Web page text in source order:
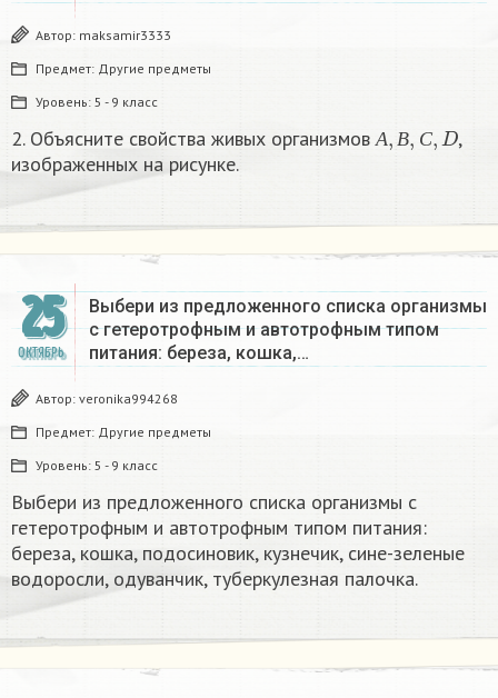
Автор: maksamir3333
Предмет: Другие предметы
Уровень: 5 - 9 класс
2. Объясните свойства живых организмовА В С
А В, ,D
,
изображенных на рисунке.​
25
ОКТЯБРЬ
Выбери из предложенного списка организмы
с гетеротрофным и автотрофным типом
питания: береза, кошка,…
Автор: veronika994268
Предмет: Другие предметы
Уровень: 5 - 9 класс
Выбери из предложенного списка организмы с
гетеротрофным и автотрофным типом питания:
береза, кошка, подосиновик, кузнечик, сине-зеленые
водоросли, одуванчик, туберкулезная палочка.